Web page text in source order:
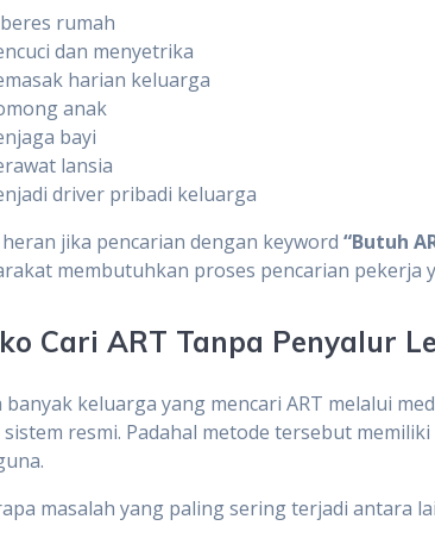
rumah
dan menyetrika
harian keluarga
anak
bayi
lansia
driver pribadi keluarga
jika pencarian dengan keyword“Butuh
membutuhkan proses pencarian pekerja
Cari ART Tanpa Penyalur
banyak keluarga yang mencari ART melalui
resmi. Padahal metode tersebut
masalah yang paling sering terjadi antara